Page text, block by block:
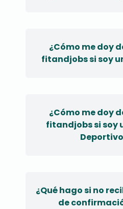
¿Cómo me doy
fitandjobs si soy
¿Cómo me doy
fitandjobs si soy
¿Qué hago si no
de